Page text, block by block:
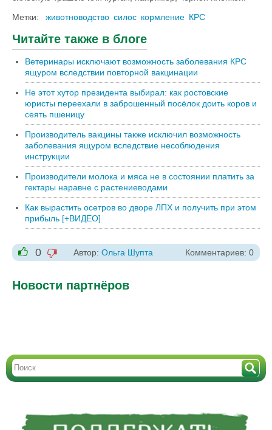
Метки:
животноводство силос кормление КРС
Читайте также в блоге
Ветеринары исключают возможность заболевания КРС
ящуром вследствии повторной вакцинации
Не этот хутор президента выбирал: как ростовские
юристы переехали в заброшенный посёлок доить коров и
сеять пшеницу
Производитель вакцины также исключил возможность
заболевания ящуром вследствие несоблюдения
инструкции
Производители молока и мяса не в состоянии платить за
гектары наравне с растениеводами
Как вырастить осетров во дворе ЛПХ и получить при этом
прибыль [+ВИДЕО]
+1
0
-1
Автор: Ольга Шупта Комментариев: 0
Новости партнёров